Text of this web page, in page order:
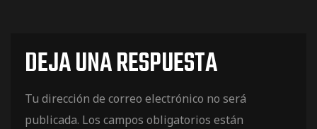
DEJA UNA RESPUESTA
Tu dirección de correo electrónico no será
publicada. Los campos obligatorios están